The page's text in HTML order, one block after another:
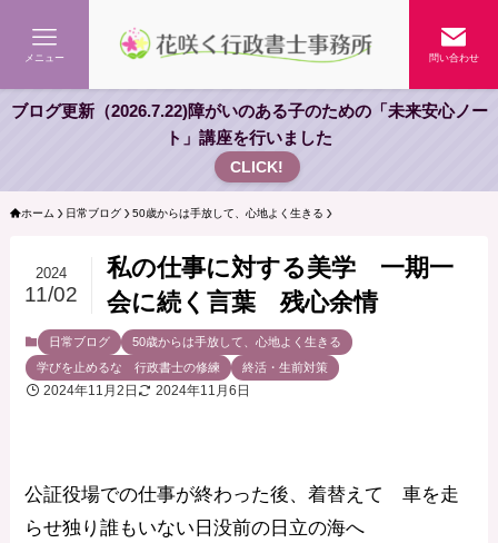
問い合わせ
メニュー
ブログ更新（2026.7.22)障がいのある子のための「未来安心ノー
ト」講座を行いました
CLICK!
ホーム 日常ブログ 50歳からは手放して、心地よく生きる
私の仕事に対する美学 一期一
会に続く言葉 残心余情
2024
11/02
日常ブログ
50歳からは手放して、心地よく生きる
学びを止めるな 行政書士の修練
終活・生前対策
2024年11月2日 2024年11月6日
公証役場での仕事が終わった後、着替えて 車を走
らせ独り誰もいない日没前の日立の海へ